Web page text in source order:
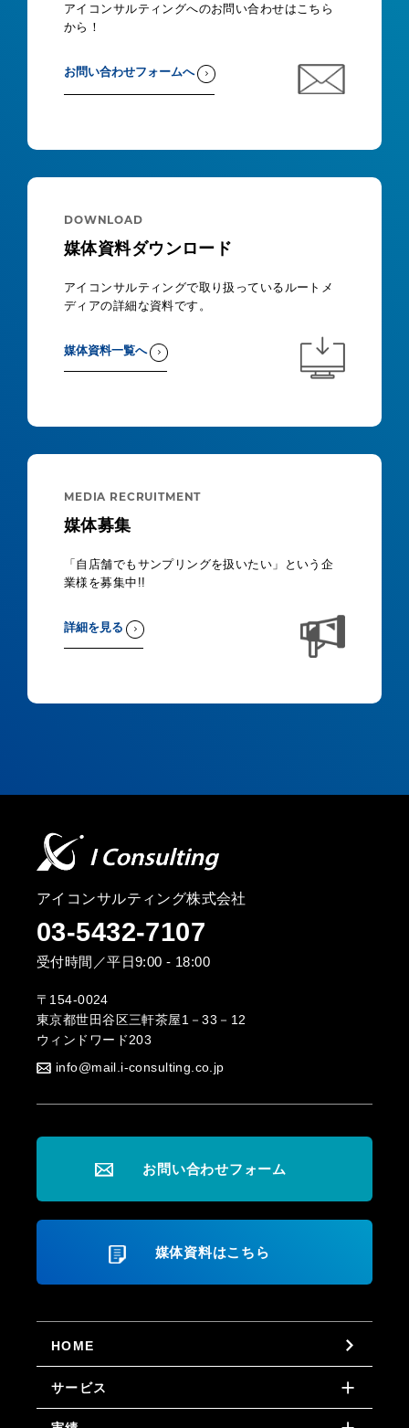
アイコンサルティングへのお問い合わせはこちら
から！
お問い合わせフォームへ
DOWNLOAD
媒体資料ダウンロード
アイコンサルティングで取り扱っているルートメ
ディアの詳細な資料です。
媒体資料一覧へ
MEDIA RECRUITMENT
媒体募集
「自店舗でもサンプリングを扱いたい」という企
業様を募集中!!
詳細を見る
アイコンサルティング株式会社
03-5432-7107
受付時間／平日9:00 - 18:00
〒154-0024
東京都世田谷区三軒茶屋1－33－12
ウィンドワード203
info@mail.i-consulting.co.jp
お問い合わせフォーム
媒体資料はこちら
HOME
サービス